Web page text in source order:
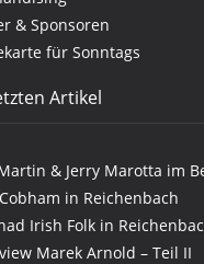
& Sponsoren
für Sonntags
Artikel
& Jerry Marotta im
in Reichenbach
Irish Folk in
Marek Arnold – Teil II